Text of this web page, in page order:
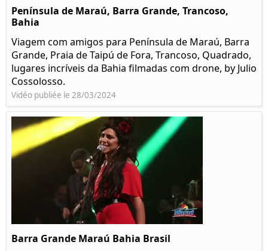
Península de Maraú, Barra Grande, Trancoso,
Bahia
Viagem com amigos para Península de Maraú, Barra
Grande, Praia de Taipú de Fora, Trancoso, Quadrado,
lugares incríveis da Bahia filmadas com drone, by Julio
Cossolosso.
Vidéo publiée le 28/03/2024
Barra Grande Maraú Bahia Brasil